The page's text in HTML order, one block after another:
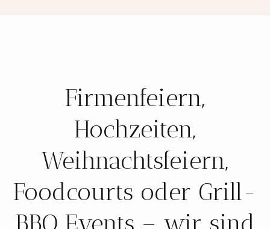
Firmenfeiern,
Hochzeiten,
Weihnachtsfeiern,
Foodcourts oder Grill-
BBQ Events – wir sind